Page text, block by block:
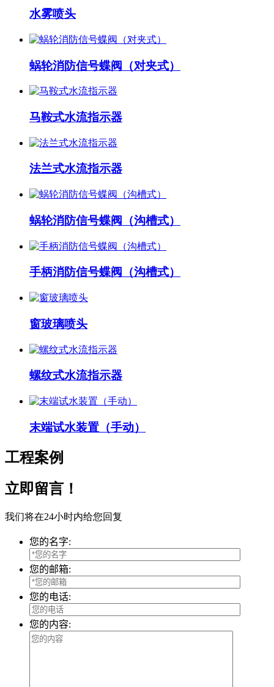
水雾喷头
蜗轮消防信号蝶阀（对夹式）
马鞍式水流指示器
法兰式水流指示器
蜗轮消防信号蝶阀（沟槽式）
手柄消防信号蝶阀（沟槽式）
窗玻璃喷头
螺纹式水流指示器
末端试水装置（手动）
工程案例
立即留言！
我们将在24小时内给您回复
您的名字:
您的邮箱:
您的电话:
您的内容: